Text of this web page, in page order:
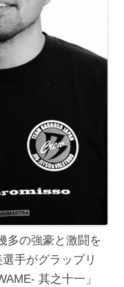
多の強豪と激闘を
手がグラップリ
其之十一」